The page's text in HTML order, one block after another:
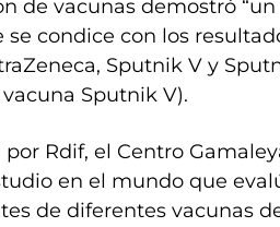
de vacunas demostró
condice con los
Sputnik V y
Sputnik V).
Rdif, el Centro
en el mundo que
de diferentes vacunas